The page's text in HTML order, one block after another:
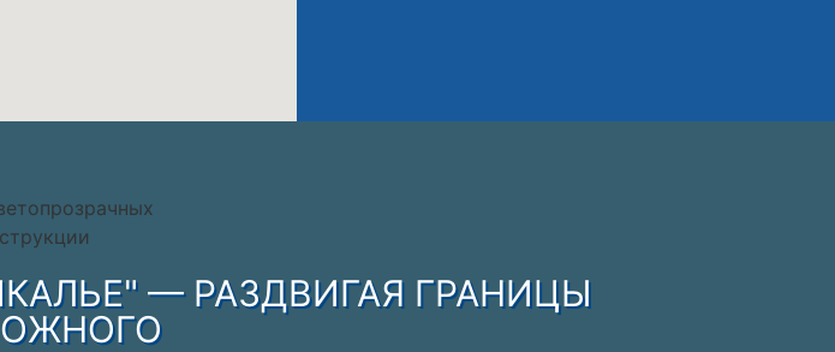
— РАЗДВИГАЯ ГРАНИЦЫ